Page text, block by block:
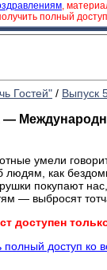
,
полный
Гостей" / Выпуск
—
умели
людям, как
покупают нас,
— выбросят
доступен
полный доступ ко